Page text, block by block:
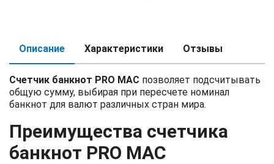
Описание Характеристики Отзывы
Счетчик банкнот PRO MAC позволяет подсчитывать
общую сумму, выбирая при пересчете номинал
банкнот для валют различных стран мира.
Преимущества счетчика
банкнот PRO MAC